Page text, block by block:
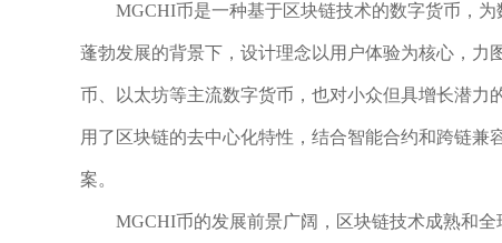
MGCHI币是一种基于区块链技术的数字货币，
蓬勃发展的背景下，设计理念以用户体验为核心，
币、以太坊等主流数字货币，也对小众但具增长潜
用了区块链的去中心化特性，结合智能合约和跨链
案。
MGCHI币的发展前景广阔，区块链技术成熟和